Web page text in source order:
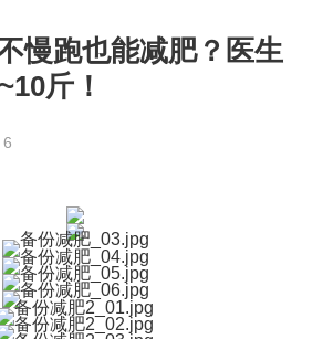
慢跑也能减肥？医生
斤！
6